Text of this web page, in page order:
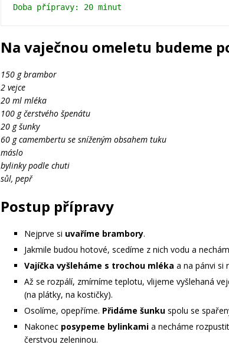
Na vaječnou omeletu budeme
150 g brambor
2 vejce
20 ml mléka
100 g čerstvého špenátu
20 g šunky
60 g camembertu se sníženým obsahem tuku
máslo
bylinky podle chuti
sůl, pepř
Postup přípravy
Nejprve si uvaříme brambory.
Jakmile budou hotové, scedíme z nich vodu a
Vajíčka vyšleháme s trochou mléka a na pánvi si
Až se rozpálí, zmírníme teplotu, vlijeme vyšlehaná
(na plátky, na kostičky).
Osolíme, opepříme. Přidáme šunkuspolu se
Nakonec posypeme bylinkamia necháme
čerstvou zeleninou.